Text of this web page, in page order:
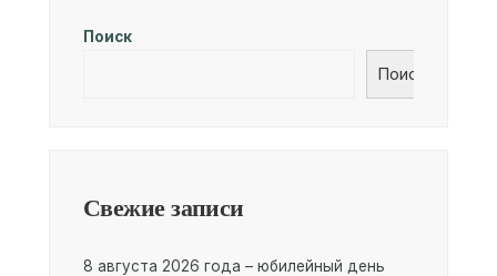
Поиск
Поиск
Свежие записи
8 августа 2026 года – юбилейный день